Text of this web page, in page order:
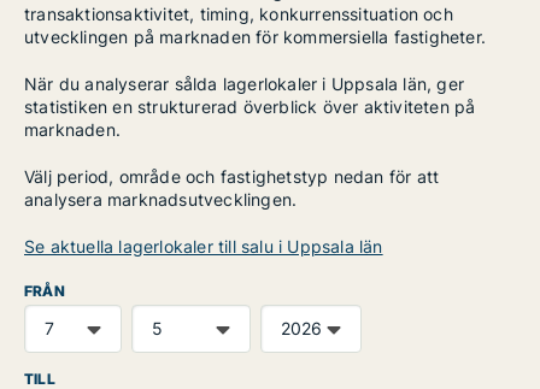
transaktionsaktivitet, timing, konkurrenssituation och
utvecklingen på marknaden för kommersiella fastigheter.
När du analyserar sålda lagerlokaler i Uppsala län, ger
statistiken en strukturerad överblick över aktiviteten på
marknaden.
Välj period, område och fastighetstyp nedan för att
analysera marknadsutvecklingen.
Se aktuella lagerlokaler till salu i Uppsala län
FRÅN
TILL